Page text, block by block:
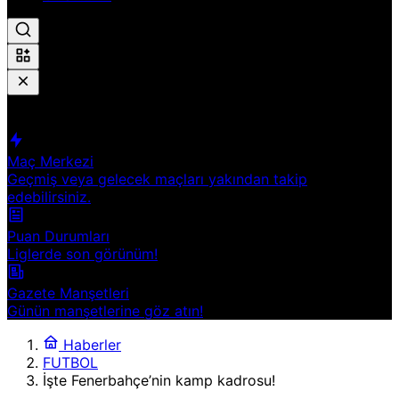
Maç Merkezi
Geçmiş veya gelecek maçları yakından takip
edebilirsiniz.
Puan Durumları
Liglerde son görünüm!
Gazete Manşetleri
Günün manşetlerine göz atın!
Haberler
FUTBOL
İşte Fenerbahçe’nin kamp kadrosu!